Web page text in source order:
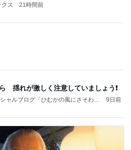
ス 21時間前
揺れが激しく注意していましょう❗️
ャルブログ「ひむかの風にさそわれ
9日前